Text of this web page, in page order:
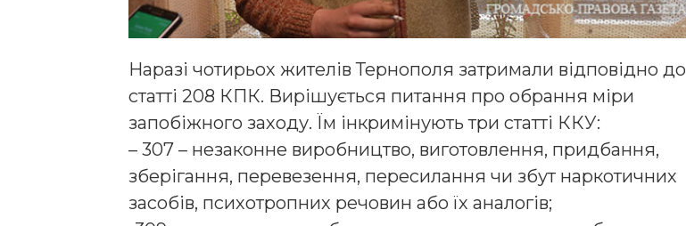
Наразі чотирьох жителів Тернополя затримали відповідно до
статті 208 КПК. Вирішується питання про обрання міри
запобіжного заходу. Їм інкримінують три статті ККУ:
– 307 – незаконне виробництво, виготовлення, придбання,
зберігання, перевезення, пересилання чи збут наркотичних
засобів, психотропних речовин або їх аналогів;